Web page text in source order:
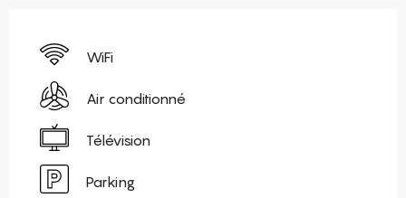
WiFi
Air conditionné
Télévision
Parking